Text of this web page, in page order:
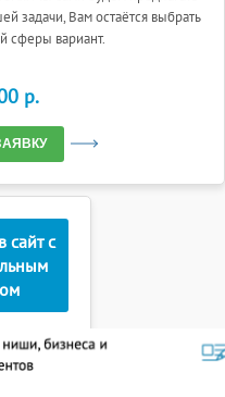
задачи, Вам остаётся выбрать
сферы вариант.
p.
сайт с